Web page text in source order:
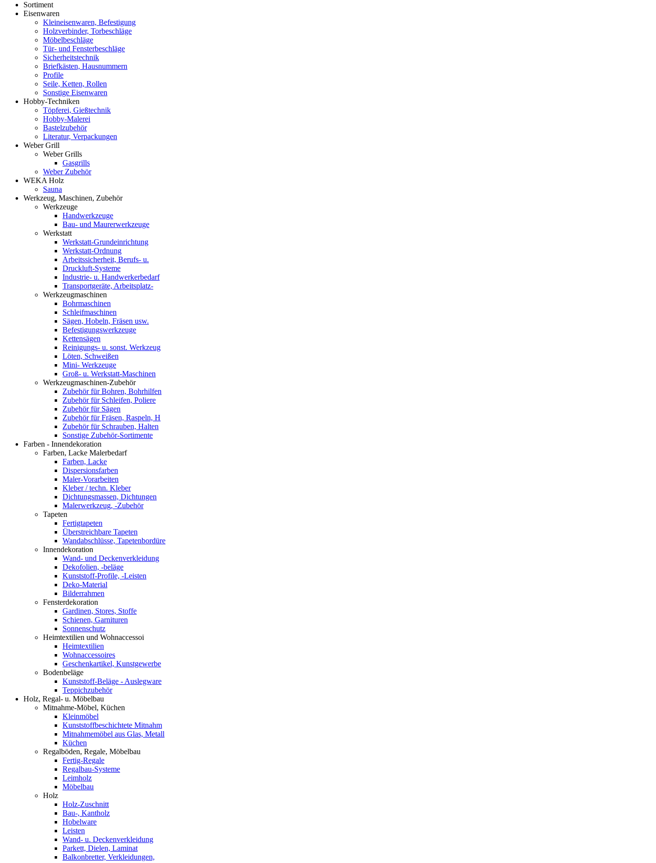
Sortiment
Eisenwaren
Kleineisenwaren, Befestigung
Holzverbinder, Torbeschläge
Möbelbeschläge
Tür- und Fensterbeschläge
Sicherheitstechnik
Briefkästen, Hausnummern
Profile
Seile, Ketten, Rollen
Sonstige Eisenwaren
Hobby-Techniken
Töpferei, Gießtechnik
Hobby-Malerei
Bastelzubehör
Literatur, Verpackungen
Weber Grill
Weber Grills
Gasgrills
Weber Zubehör
WEKA Holz
Sauna
Werkzeug, Maschinen, Zubehör
Werkzeuge
Handwerkzeuge
Bau- und Maurerwerkzeuge
Werkstatt
Werkstatt-Grundeinrichtung
Werkstatt-Ordnung
Arbeitssicherheit, Berufs- u.
Druckluft-Systeme
Industrie- u. Handwerkerbedarf
Transportgeräte, Arbeitsplatz-
Werkzeugmaschinen
Bohrmaschinen
Schleifmaschinen
Sägen, Hobeln, Fräsen usw.
Befestigungswerkzeuge
Kettensägen
Reinigungs- u. sonst. Werkzeug
Löten, Schweißen
Mini- Werkzeuge
Groß- u. Werkstatt-Maschinen
Werkzeugmaschinen-Zubehör
Zubehör für Bohren, Bohrhilfen
Zubehör für Schleifen, Poliere
Zubehör für Sägen
Zubehör für Fräsen, Raspeln, H
Zubehör für Schrauben, Halten
Sonstige Zubehör-Sortimente
Farben - Innendekoration
Farben, Lacke Malerbedarf
Farben, Lacke
Dispersionsfarben
Maler-Vorarbeiten
Kleber / techn. Kleber
Dichtungsmassen, Dichtungen
Malerwerkzeug, -Zubehör
Tapeten
Fertigtapeten
Überstreichbare Tapeten
Wandabschlüsse, Tapetenbordüre
Innendekoration
Wand- und Deckenverkleidung
Dekofolien, -beläge
Kunststoff-Profile, -Leisten
Deko-Material
Bilderrahmen
Fensterdekoration
Gardinen, Stores, Stoffe
Schienen, Garnituren
Sonnenschutz
Heimtextilien und Wohnaccessoi
Heimtextilien
Wohnaccessoires
Geschenkartikel, Kunstgewerbe
Bodenbeläge
Kunststoff-Beläge - Auslegware
Teppichzubehör
Holz, Regal- u. Möbelbau
Mitnahme-Möbel, Küchen
Kleinmöbel
Kunststoffbeschichtete Mitnahm
Mitnahmemöbel aus Glas, Metall
Küchen
Regalböden, Regale, Möbelbau
Fertig-Regale
Regalbau-Systeme
Leimholz
Möbelbau
Holz
Holz-Zuschnitt
Bau-, Kantholz
Hobelware
Leisten
Wand- u. Deckenverkleidung
Parkett, Dielen, Laminat
Balkonbretter, Verkleidungen,